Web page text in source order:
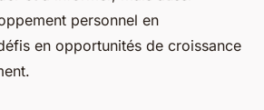
personnel en
en opportunités de croissance